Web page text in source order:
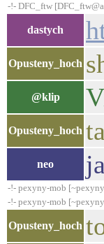
-!- DFC_ftw
dastych
Opusteny_hoch
@klip
Opusteny_hoch
neo
-!- pexyny-mob
-!- pexyny-mob
Opusteny_hoch